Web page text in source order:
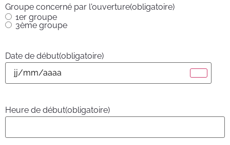
Groupe concerné par l'ouverture(obligatoire)
1er groupe
3ème groupe
Date de début(obligatoire)
Heure de début(obligatoire)